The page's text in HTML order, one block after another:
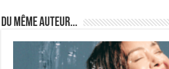
Du même auteur...